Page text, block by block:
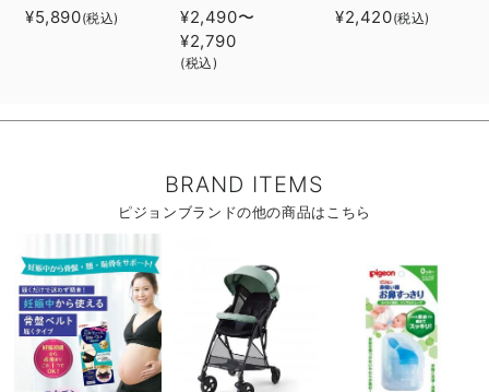
みやした助産院
×ANGELIEBE共同開
¥5,890(税込)
ドル
¥2,490〜
¥2,790
(税込)
ツ２枚組み
¥2,420(税込)
BRAND ITEMS
ピジョンブランドの他の商品はこちら